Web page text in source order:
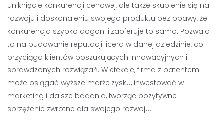
uniknięcie konkurencji cenowej, ale także skupienie się na
rozwoju i doskonaleniu swojego produktu bez obawy, że
konkurencja szybko dogoni i zaoferuje to samo. Pozwala
to na budowanie reputacji lidera w danej dziedzinie, co
przyciąga klientów poszukujących innowacyjnych i
sprawdzonych rozwiązań. W efekcie, firma z patentem
może osiągać wyższe marże zysku, inwestować w
marketing i dalsze badania, tworząc pozytywne
sprzężenie zwrotne dla swojego rozwoju.